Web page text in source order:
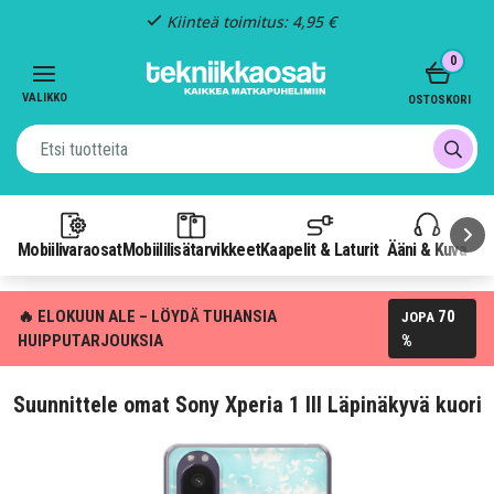
Kiinteä toimitus: 4,95 €
VALIKKO
MobiilivaraosatMobiililisätarvikkeetKaapelit & Laturit Ääni & Kuva
0
OSTOSKORI
🔥 ELOKUUN ALE – LÖYDÄ TUHANSIA
HUIPPUTARJOUKSIA
JOPA 70
%
Suunnittele omat Sony Xperia 1 III Läpinäkyvä kuori